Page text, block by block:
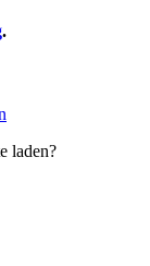
.
laden?